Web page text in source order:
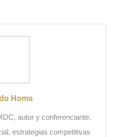
Homs
autor y conferenciante.
estrategias competitivas